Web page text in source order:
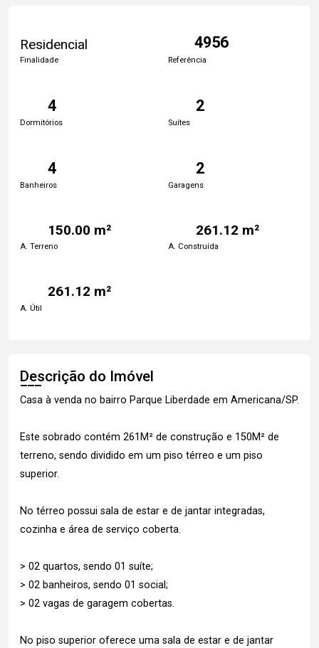
Residencial
Finalidade
4956
Referência
4
Dormitórios
2
Suítes
4
Banheiros
2
Garagens
150.00 m²
A. Terreno
261.12 m²
A. Construída
261.12 m²
A. Útil
Descrição do Imóvel
Casa à venda no bairro Parque Liberdade em Americana/SP.
Este sobrado contém 261M² de construção e 150M² de
terreno, sendo dividido em um piso térreo e um piso
superior.
No térreo possui sala de estar e de jantar integradas,
cozinha e área de serviço coberta.
> 02 quartos, sendo 01 suíte;
> 02 banheiros, sendo 01 social;
> 02 vagas de garagem cobertas.
No piso superior oferece uma sala de estar e de jantar